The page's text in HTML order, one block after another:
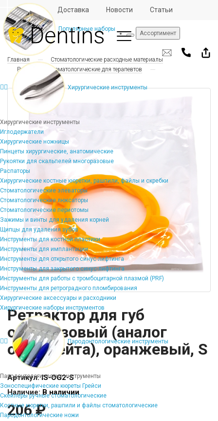
Отзывы Доставка Новости Статьи
Ассортимент
Популярные наборы
Хирургические инструменты
Хирургические инструменты
Иглодержатели
Хирургические ножницы
Пинцеты хирургические, анатомические
Рукоятки для скальпелей многоразовые
Распаторы
Хирургические костные кюретки, рашпили, файлы и скребки
Стоматологические элеваторы
Стоматологические люксаторы
Стоматологические периотомы
Зажимы и винты для удаления корней
Щипцы для удаления зубов
Инструменты для костной пластики
Инструменты для имплантации
Инструменты для открытого синус-лифтинга
Инструменты для закрытого синус-лифтинга
Инструменты для работы с тромбоцитарной плазмой (PRF)
Инструменты для ретроградного пломбирования
Хирургические аксессуары и расходники
Хирургические наборы инструментов
Пародонтологические инструменты
Пародонтологические инструменты
Зоноспецифические кюреты Грейси
Скейлеры ручные стоматологические
Костные кюретки, рашпили и файлы стоматологические
Пародонтологические ножи
Главная
Стоматологические расходные материалы
Расходники стоматологические для терапевтов
Ретрактор для губ
одноразовый (аналог
оптрагейта), оранжевый, S
Артикул:IS-OG2-S
Наличие:В наличии
206 ₽